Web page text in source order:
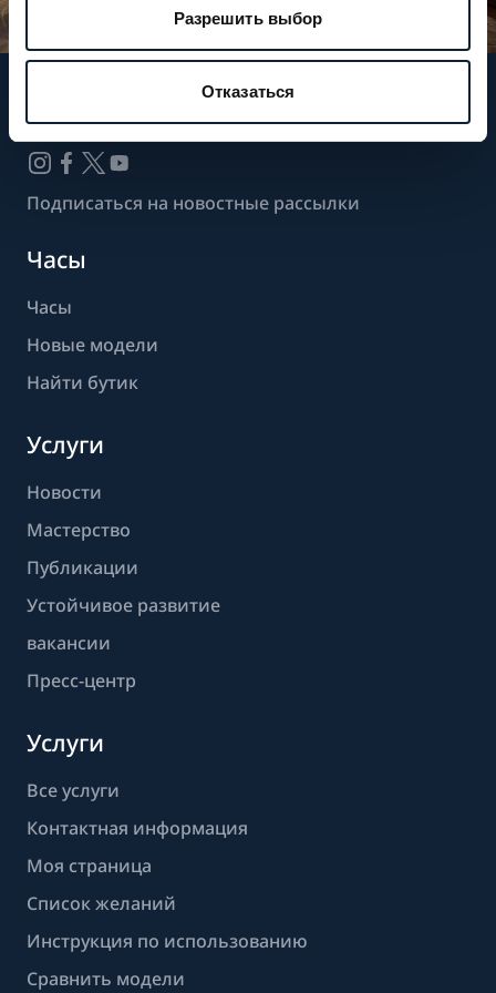
Разрешить выбор
Отказаться
Следите за нашими новостями
Подписаться на новостные рассылки
Часы
Часы
Новые модели
Найти бутик
Услуги
Новости
Мастерство
Публикации
Устойчивое развитие
вакансии
Пресс-центр
Услуги
Все услуги
Контактная информация
Моя страница
Список желаний
Инструкция по использованию
Сравнить модели